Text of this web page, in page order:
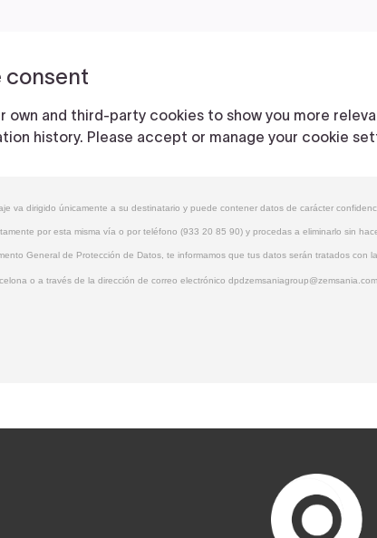
va dirigido únicamente a su destinatario y puede contener datos de carácter
por esta misma vía o por teléfono (933 20 85 90) y procedas a eliminarlo sin
General de Protección de Datos, te informamos que tus datos serán tratados
o a través de la dirección de correo electrónico